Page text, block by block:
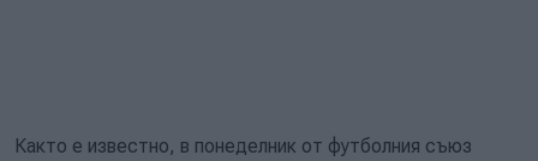
Както е известно, в понеделник от футболния съюз